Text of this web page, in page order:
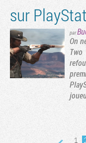
sur
par
On
1